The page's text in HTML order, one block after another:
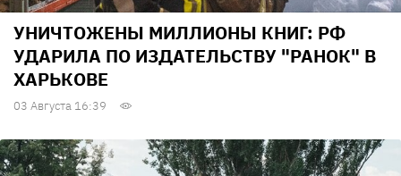
УНИЧТОЖЕНЫ МИЛЛИОНЫ КНИГ: РФ
УДАРИЛА ПО ИЗДАТЕЛЬСТВУ "РАНОК" В
ХАРЬКОВЕ
03 Августа 16:39